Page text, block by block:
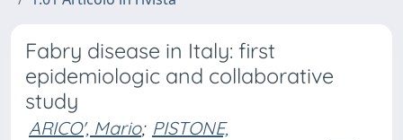
Fabry disease in Italy: first
epidemiologic and collaborative
study
ARICO', Mario; PISTONE,